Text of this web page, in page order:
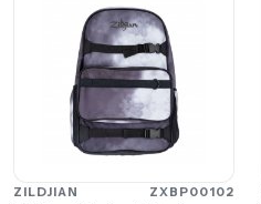
ZILDJIAN ZXBP00102